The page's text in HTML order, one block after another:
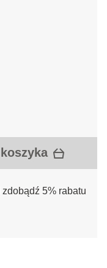
zdobądź 5% rabatu